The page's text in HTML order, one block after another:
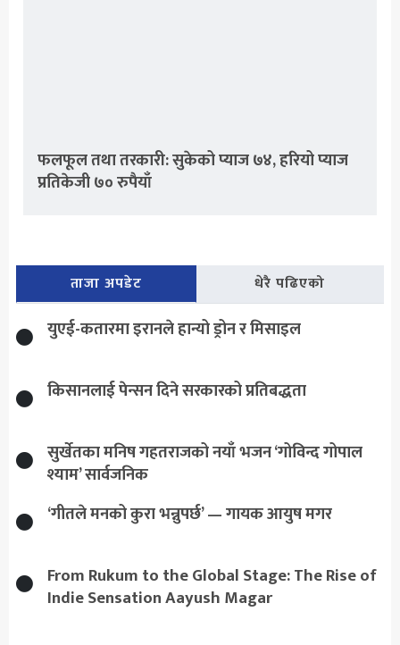
फलफूल तथा तरकारी: सुकेको प्याज ७४, हरियो प्याज
प्रतिकेजी ७० रुपैयाँ
ताजा अपडेट धेरै पढिएको
युएई-कतारमा इरानले हान्यो ड्रोन र मिसाइल
किसानलाई पेन्सन दिने सरकारको प्रतिबद्धता
सुर्खेतका मनिष गहतराजको नयाँ भजन ‘गोविन्द गोपाल
श्याम’ सार्वजनिक
‘गीतले मनको कुरा भन्नुपर्छ’ — गायक आयुष मगर
From Rukum to the Global Stage: The Rise of
Indie Sensation Aayush Magar